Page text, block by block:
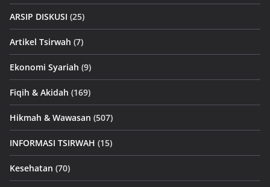
ARSIP DISKUSI (25)
Artikel Tsirwah (7)
Ekonomi Syariah (9)
Fiqih & Akidah (169)
Hikmah & Wawasan (507)
INFORMASI TSIRWAH (15)
Kesehatan (70)